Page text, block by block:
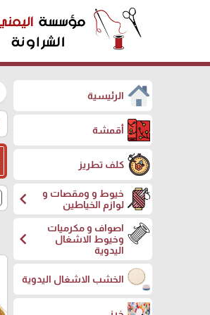
الرئيسية
أقمشة
كلف تطريز
خيوط و ومقصات و
لوازم الخياطين
chevron_left
اصواف و مكرميات
وخيوط الاشغال
اليدوية
chevron_left
الخشب الاشغال اليدوية